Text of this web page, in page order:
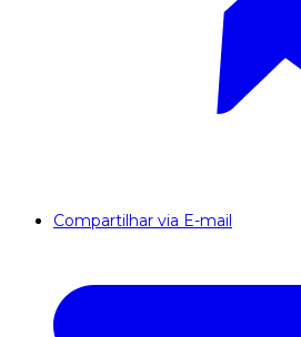
Compartilhar via E-mail